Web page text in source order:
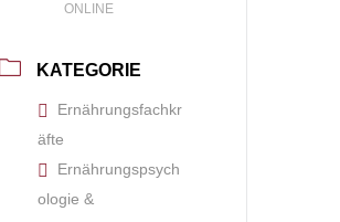
ONLINE
KATEGORIE
Ernährungsfachkr
äfte
Ernährungspsych
ologie &